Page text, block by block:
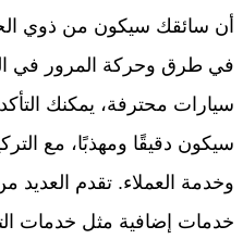
أن سائقك سيكون من ذوي
في طرق وحركة المرور في
سيارات محترفة، يمكنك
سيكون دقيقًا ومهذبًا، مع
وخدمة العملاء. تقدم العديد
خدمات إضافية مثل خدمات